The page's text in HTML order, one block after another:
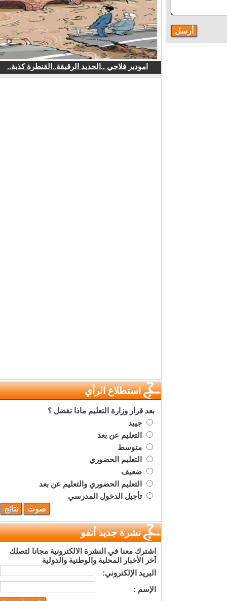
امودير فلاحي ..الحديد الرقيقة..القنطرة كذبة..
استطلاع الرأي
بعد قرار وزارة التعليم ماذا تفضل ؟
جييد
التعليم عن بعد
متوسط
التعليم الحضوري
ضعيف
التعليم الحضوري والتعليم عن بعد
تأجيل الدخول المدرسي
نشرة جديد أنفو
اشترك معنا في النشرة الالكترونية مجانا لتصلك
آخر الأخبار المحلية والوطنية والدولية
البريد اﻹلكتروني:
اﻹسم :